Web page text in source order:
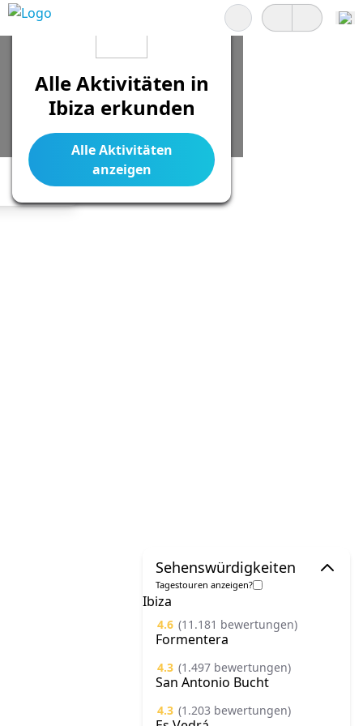
Suchen
Sehenswürdigkeiten
Tagestouren anzeigen?
Ibiza
4.6 (11.181 bewertungen)
Formentera
4.3 (1.497 bewertungen)
San Antonio Bucht
4.3 (1.203 bewertungen)
Legend
Alle Aktivitäten in
Ibiza erkunden
Alle Aktivitäten
anzeigen